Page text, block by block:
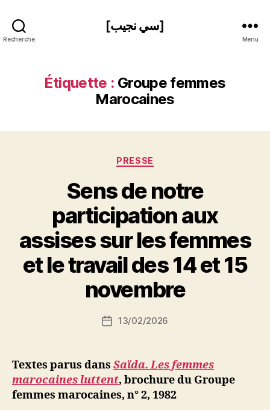
Recherche
[سي نجيب]
Menu
Étiquette : Groupe femmes
Marocaines
Catégories
PRESSE
Sens de notre
participation aux
assises sur les femmes
et le travail des 14 et 15
novembre
Auteur
de
a
S
N
ji
b
Date13/02/2026
Textes parus dans Saïda. Les femmes
marocaines luttent, brochure du Groupe
femmes marocaines, n° 2, 1982